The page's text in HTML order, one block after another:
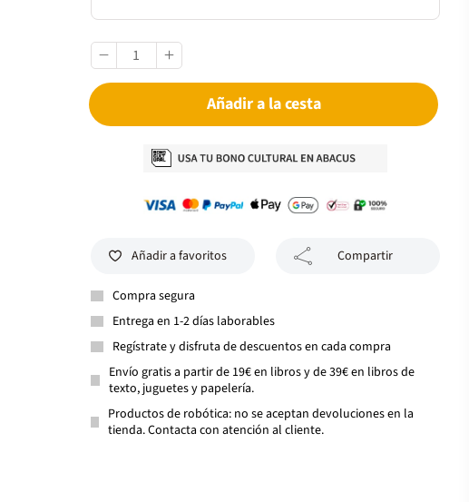
Añadir a la cesta
Añadir a favoritos Compartir
Compra segura
Entrega en 1-2 días laborables
Regístrate y disfruta de descuentos en cada compra
Envío gratis a partir de 19€ en libros y de 39€ en libros de
texto, juguetes y papelería.
Productos de robótica: no se aceptan devoluciones en la
tienda. Contacta con atención al cliente.